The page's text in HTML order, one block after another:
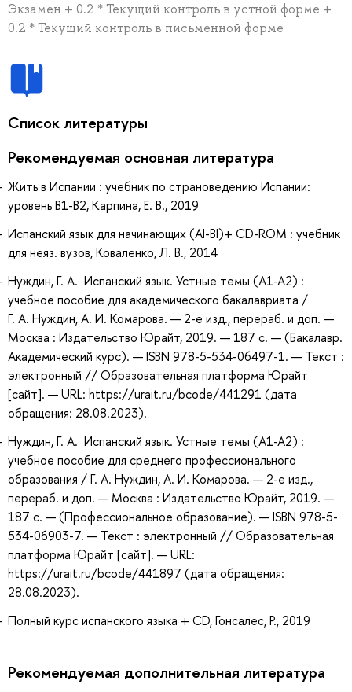
Экзамен + 0.2 * Текущий контроль в устной форме +
0.2 * Текущий контроль в письменной форме
Список литературы
Рекомендуемая основная литература
Жить в Испании : учебник по страноведению Испании:
уровень B1-B2, Карпина, Е. В., 2019
Испанский язык для начинающих (AI-BI)+ CD-ROM : учебник
для неяз. вузов, Коваленко, Л. В., 2014
Нуждин, Г. А. Испанский язык. Устные темы (A1-A2) :
учебное пособие для академического бакалавриата /
Г. А. Нуждин, А. И. Комарова. — 2-е изд., перераб. и доп. —
Москва : Издательство Юрайт, 2019. — 187 с. — (Бакалавр.
Академический курс). — ISBN 978-5-534-06497-1. — Текст :
электронный // Образовательная платформа Юрайт
[сайт]. — URL: https://urait.ru/bcode/441291 (дата
обращения: 28.08.2023).
Нуждин, Г. А. Испанский язык. Устные темы (A1-A2) :
учебное пособие для среднего профессионального
образования / Г. А. Нуждин, А. И. Комарова. — 2-е изд.,
перераб. и доп. — Москва : Издательство Юрайт, 2019. —
187 с. — (Профессиональное образование). — ISBN 978-5-
534-06903-7. — Текст : электронный // Образовательная
платформа Юрайт [сайт]. — URL:
https://urait.ru/bcode/441897 (дата обращения:
28.08.2023).
Полный курс испанского языка + CD, Гонсалес, Р., 2019
Рекомендуемая дополнительная литература